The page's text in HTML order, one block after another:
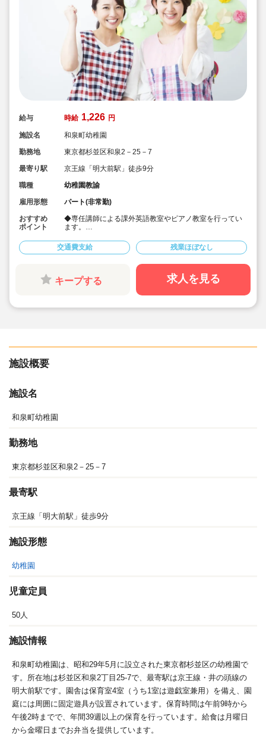
給与 時給 1,226 円
施設名
和泉町幼稚園
勤務地
東京都杉並区和泉2－25－7
最寄り駅
京王線「明大前駅」徒歩9分
職種
幼稚園教諭
雇用形態
パート(非常勤)
おすすめ
ポイント
◆専任講師による課外英語教室やピアノ教室を行ってい
ます。
います。
◆土日固定休み！残業ほぼなし！
交通費支給 残業ほぼなし
キープする 求人を見る
施設概要
施設名
和泉町幼稚園
勤務地
東京都杉並区和泉2－25－7
最寄駅
京王線「明大前駅」徒歩9分
施設形態
幼稚園
児童定員
50人
施設情報
和泉町幼稚園は、昭和29年5月に設立された東京都杉並区の幼稚園で
す。所在地は杉並区和泉2丁目25-7で、最寄駅は京王線・井の頭線の
明大前駅です。園舎は保育室4室（うち1室は遊戯室兼用）を備え、園
庭には周囲に固定遊具が設置されています。保育時間は午前9時から
午後2時までで、年間39週以上の保育を行っています。給食は月曜日
から金曜日までお弁当を提供しています。